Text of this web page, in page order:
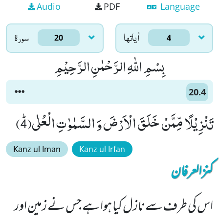
Audio PDF Language
سورۃ 20 اٰياتها 4
بِسْمِ اللّٰهِ الرَّحْمٰنِ الرَّحِیْمِ
20.4
تَنْزِیْلًا مِّمَّنْ خَلَقَ الْاَرْضَ وَ السَّمٰوٰتِ الْعُلٰىﭤ(4)
Kanz ul Iman Kanz ul Irfan
کنزالعرفان
اس کی طرف سے نازل کیا ہوا ہے جس نے زمین اور